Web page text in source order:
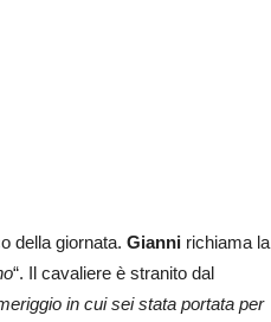
della giornata. Gianni richiama la
“. Il cavaliere è stranito dal
in cui sei stata portata per